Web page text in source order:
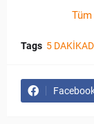
Tüm
Tags 5